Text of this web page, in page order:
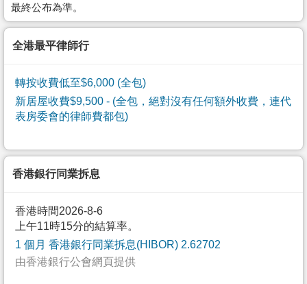
最終公布為準。
全港最平律師行
轉按收費低至$6,000 (全包)
新居屋收費$9,500 - (全包，絕對沒有任何額外收費，連代
表房委會的律師費都包)
香港銀行同業拆息
香港時間2026-8-6
上午11時15分的結算率。
1 個月 香港銀行同業拆息(HIBOR) 2.62702
由香港銀行公會網頁提供